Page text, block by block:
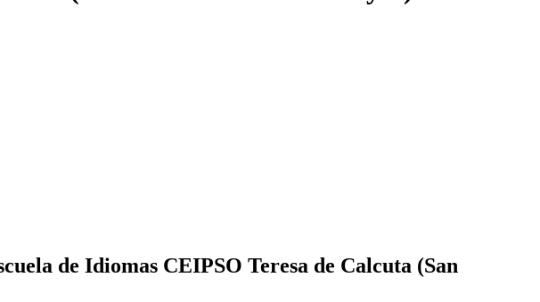
de Idiomas CEIPSO Teresa de Calcuta (San